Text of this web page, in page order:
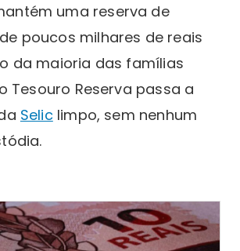
uma reserva de
poucos milhares de reais
da maioria das famílias
Tesouro Reserva passa a
Selic limpo, sem nenhum